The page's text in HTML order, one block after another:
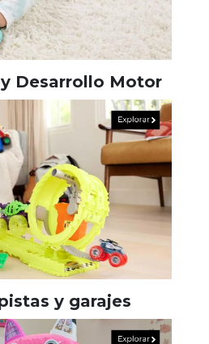
Desarrollo Motor
y garajes